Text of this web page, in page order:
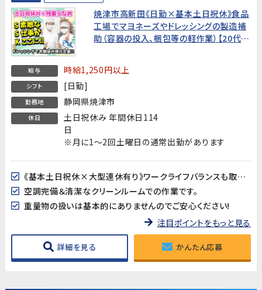
焼津市高新田《日勤×基本土日祝休》食品
工場でマヨネーズやドレッシングの製造補
助（容器の投入、梱包等の軽作業）【20代〰
給与 時給1,250円以上
シフト [日勤]
勤務地 静岡県焼津市
休日
土日祝休み 年間休日114
日
※月に1～2回土曜日の通常出勤があります
《基本土日祝休×大型連休有り》ワークライフバランスも取り易い♪
空調完備＆清潔なクリーンルームでの作業です。
重量物の扱いは基本的にありませんのでご安心ください!
注目ポイントをもっと見る
詳細を見る かんたん応募